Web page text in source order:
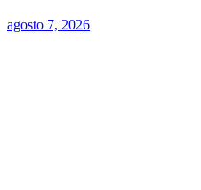
agosto 7, 2026